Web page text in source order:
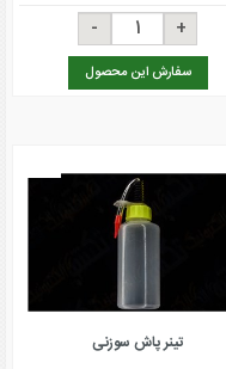
سفارش این محصول
تینر پاش سوزنی